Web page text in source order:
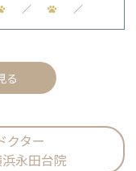
／ ／
る
クター
永田台院